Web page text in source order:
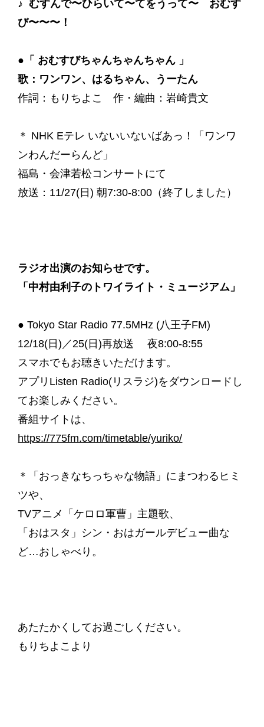
♪ むすんで〜ひらいて〜てをうって〜 おむす
び〜〜〜！
●「 おむすびちゃんちゃんちゃん 」
歌：ワンワン、はるちゃん、うーたん
作詞：もりちよこ 作・編曲：岩崎貴文
＊ NHK Eテレ いないいないばあっ！「ワンワ
ンわんだーらんど」
福島・会津若松コンサートにて
放送：11/27(日) 朝7:30-8:00（終了しました）
ラジオ出演のお知らせです。
「中村由利子のトワイライト・ミュージアム」
● Tokyo Star Radio 77.5MHz (八王子FM)
12/18(日)／25(日)再放送
夜8:00-8:55
スマホでもお聴きいただけます。
アプリListen Radio(リスラジ)をダウンロードし
てお楽しみください。
番組サイトは、
https://775fm.com/timetable/yuriko/
＊「おっきなちっちゃな物語」にまつわるヒミ
ツや、
TVアニメ「ケロロ軍曹」主題歌、
「おはスタ」シン・おはガールデビュー曲な
ど…おしゃべり。
あたたかくしてお過ごしください。
もりちよこより